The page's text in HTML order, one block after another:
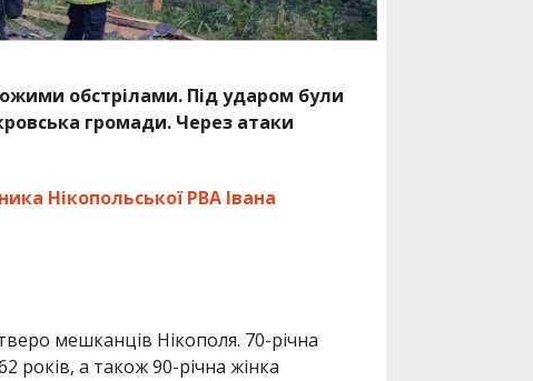
обстрілами. Під ударом були
громади. Через атаки
Нікопольської РВА Івана
мешканців Нікополя. 70-річна
років, а також 90-річна жінка